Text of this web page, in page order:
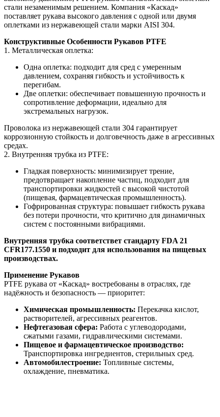
стали незаменимым решением. Компания «Каскад»
поставляет рукава высокого давления с одной или двумя
оплетками из нержавеющей стали марки AISI 304.
Конструктивные Особенности Рукавов PTFE
1. Металлическая оплетка:
Одна оплетка: подходит для сред с умеренным
давлением, сохраняя гибкость и устойчивость к
перегибам.
Две оплетки: обеспечивает повышенную прочность и
сопротивление деформации, идеально для
экстремальных нагрузок.
Проволока из нержавеющей стали 304 гарантирует
коррозионную стойкость и долговечность даже в агрессивных
средах.
2. Внутренняя трубка из PTFE:
Гладкая поверхность: минимизирует трение,
предотвращает накопление частиц, подходит для
транспортировки жидкостей с высокой чистотой
(пищевая, фармацевтическая промышленность).
Гофрированная структура: повышает гибкость рукава
без потери прочности, что критично для динамичных
систем с постоянными вибрациями.
Внутренняя трубка соответствет стандарту FDA 21
CFR177.1550 и подходит для использования на пищевых
производствах.
Применение Рукавов
PTFE рукава от «Каскад» востребованы в отраслях, где
надёжность и безопасность — приоритет:
Химическая промышленность: Перекачка кислот,
растворителей, агрессивных реагентов.
Нефтегазовая сфера: Работа с углеводородами,
сжатыми газами, гидравлическими системами.
Пищевое и фармацевтическое производство:
Транспортировка ингредиентов, стерильных сред.
Автомобилестроение: Топливные системы,
охлаждение, пневматика.